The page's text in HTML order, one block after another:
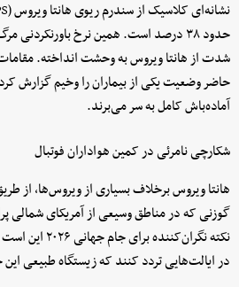
حدود ۳۸ درصد است. همین نرخ باورنکردنی
شدت از هانتا ویروس به وحشت انداخته.
حاضر وضعیت یکی از بیماران را وخیم گزارش
آماده‌باش کامل به سر می‌برند.
شکارچی نامرئی در کمین هواداران فوتبال
هانتا ویروس برخلاف بسیاری از ویروس‌ها، از
گوزنی که در مناطق وسیعی از آمریکای شمالی
نکته
در ایالت‌هایی تردد کنند که زیستگاه طبیعی